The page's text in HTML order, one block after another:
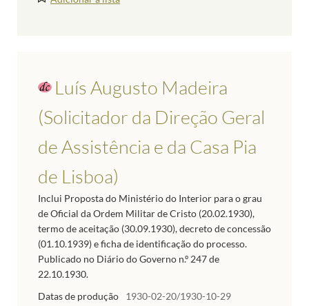
Luís Augusto Madeira
(Solicitador da Direção Geral
de Assistência e da Casa Pia
de Lisboa)
Inclui Proposta do Ministério do Interior para o grau
de Oficial da Ordem Militar de Cristo (20.02.1930),
termo de aceitação (30.09.1930), decreto de concessão
(01.10.1939) e ficha de identificação do processo.
Publicado no Diário do Governo n.º 247 de
22.10.1930.
Datas de produção
1930-02-20/1930-10-29